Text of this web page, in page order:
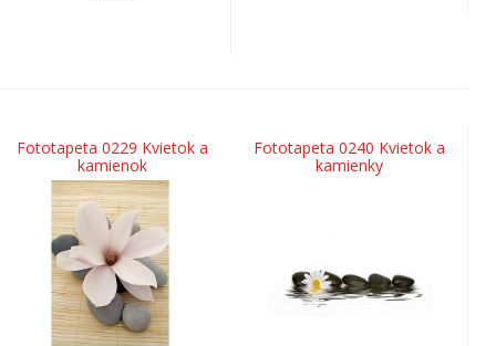
Fototapeta 0229 Kvietok a
kamienok
Fototapeta 0240 Kvietok a
kamienky